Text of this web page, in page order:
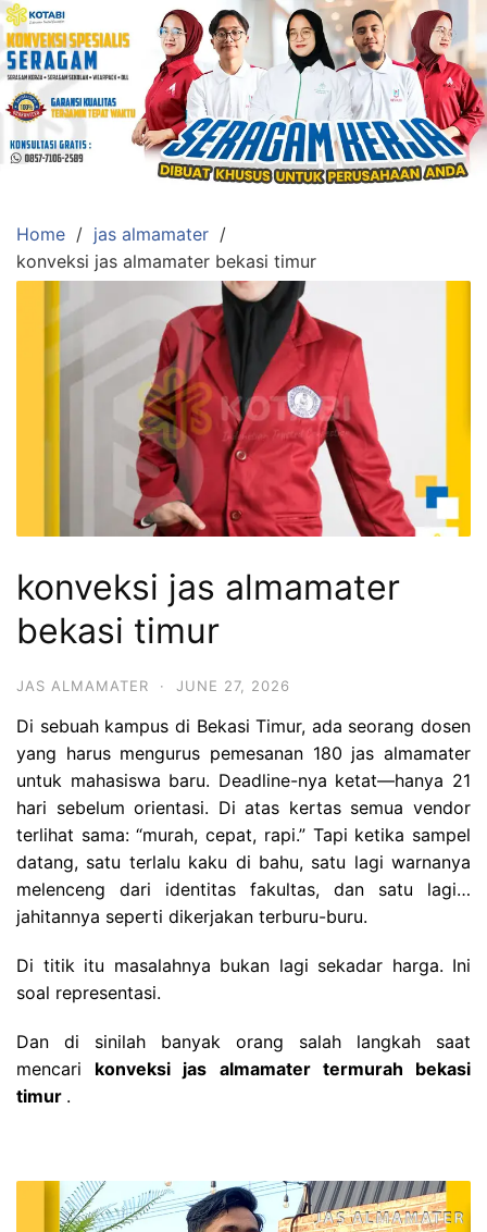
Skip
to
content
Konveksi
Toko
Abi
Baju
Seragam,
Wisuda,Jas
Almamater
Home
jas almamater
konveksi jas almamater bekasi timur
konveksi jas almamater
bekasi timur
JAS ALMAMATER · JUNE 27, 2026
Di sebuah kampus di Bekasi Timur, ada seorang dosen
yang harus mengurus pemesanan 180 jas almamater
untuk mahasiswa baru. Deadline-nya ketat—hanya 21
hari sebelum orientasi. Di atas kertas semua vendor
terlihat sama: “murah, cepat, rapi.” Tapi ketika sampel
datang, satu terlalu kaku di bahu, satu lagi warnanya
melenceng dari identitas fakultas, dan satu lagi…
jahitannya seperti dikerjakan terburu-buru.
Di titik itu masalahnya bukan lagi sekadar harga. Ini
soal representasi.
Dan di sinilah banyak orang salah langkah saat
mencari konveksi jas almamater termurah bekasi
timur .